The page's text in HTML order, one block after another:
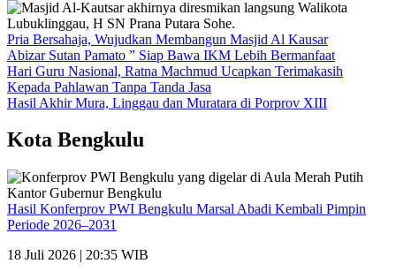
Pria Bersahaja, Wujudkan Membangun Masjid Al Kausar
Abizar Sutan Pamato ” Siap Bawa IKM Lebih Bermanfaat
Hari Guru Nasional, Ratna Machmud Ucapkan Terimakasih
Kepada Pahlawan Tanpa Tanda Jasa
Hasil Akhir Mura, Linggau dan Muratara di Porprov XIII
Kota Bengkulu
Hasil Konferprov PWI Bengkulu Marsal Abadi Kembali Pimpin
Periode 2026–2031
18 Juli 2026 | 20:35 WIB